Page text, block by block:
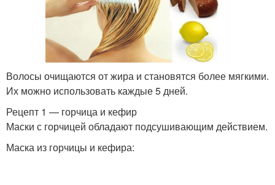
Волосы очищаются от жира и становятся более мягкими.
Их можно использовать каждые 5 дней.
Рецепт 1 — горчица и кефир
Маски с горчицей обладают подсушивающим действием.
Маска из горчицы и кефира: